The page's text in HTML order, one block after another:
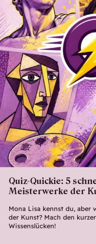
Quiz-Quickie: 5
Meisterwerke der
Mona Lisa kennst du, aber
der Kunst? Mach den
Wissenslücken!